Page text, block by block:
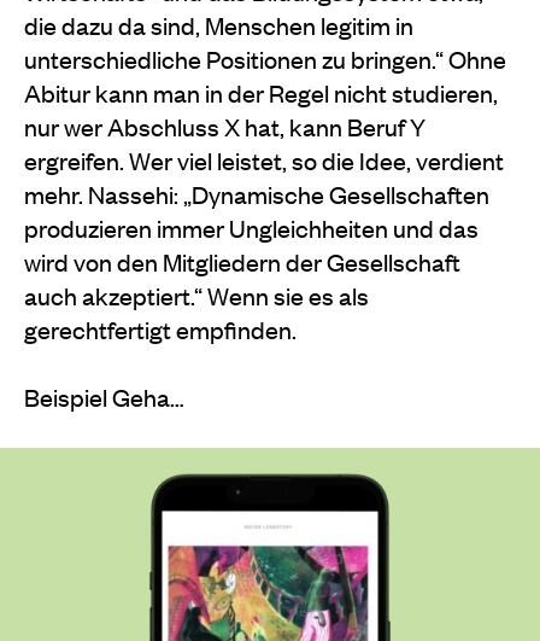
die dazu da sind, Menschen legitim in
unterschiedliche Positionen zu bringen.“ Ohne
Abitur kann man in der Regel nicht studieren,
nur wer Abschluss X hat, kann Beruf Y
ergreifen. Wer viel leistet, so die Idee, verdient
mehr. Nassehi: „Dynamische Gesellschaften
produzieren immer Ungleichheiten und das
wird von den Mitgliedern der Gesellschaft
auch akzeptiert.“ Wenn sie es als
gerechtfertigt empfinden.
Beispiel Geha…